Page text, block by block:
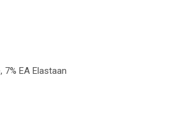
7% EA Elastaan